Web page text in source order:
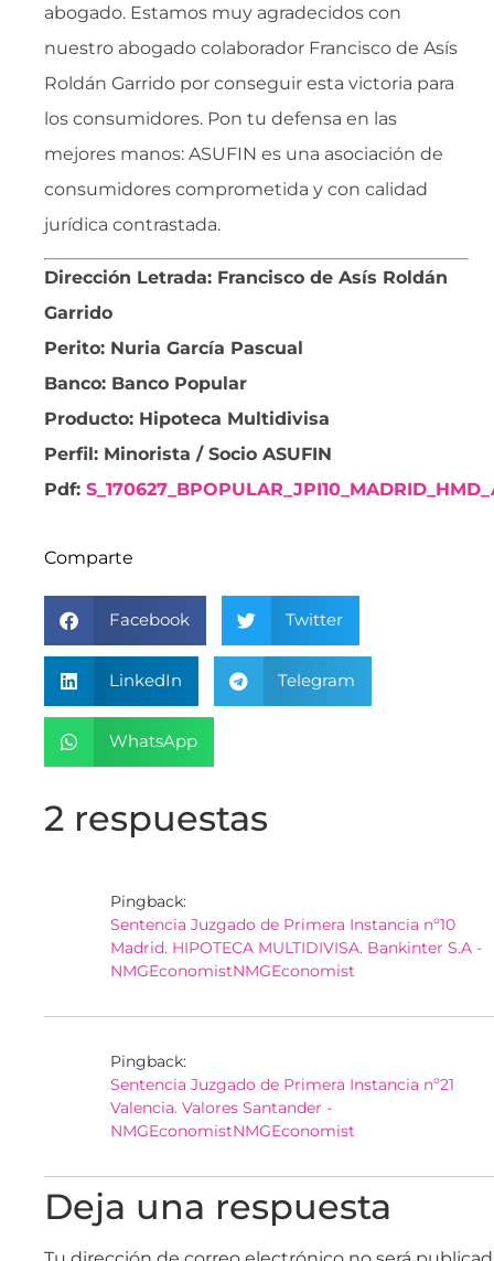
abogado. Estamos muy agradecidos con
nuestro abogado colaborador Francisco de Asís
Roldán Garrido por conseguir esta victoria para
los consumidores. Pon tu defensa en las
mejores manos: ASUFIN es una asociación de
consumidores comprometida y con calidad
jurídica contrastada.
Dirección Letrada: Francisco de Asís Roldán
Garrido
Perito: Nuria García Pascual
Banco: Banco Popular
Producto: Hipoteca Multidivisa
Perfil: Minorista / Socio ASUFIN
Pdf:
Comparte
Facebook Twitter
LinkedIn Telegram
WhatsApp
2 respuestas
Pingback:
Sentencia Juzgado de Primera Instancia nº10
Madrid. HIPOTECA MULTIDIVISA. Bankinter S.A -
NMGEconomistNMGEconomist
Pingback:
Sentencia Juzgado de Primera Instancia nº21
Valencia. Valores Santander -
NMGEconomistNMGEconomist
Deja una respuesta